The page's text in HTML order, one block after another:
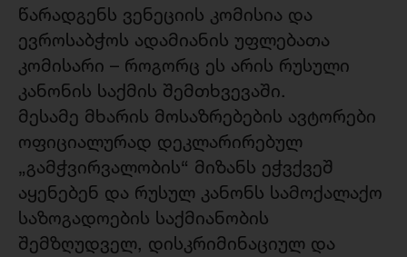
წარადგენს ვენეციის კომისია და
ევროსაბჭოს ადამიანის უფლებათა
კომისარი – როგორც ეს არის რუსული
კანონის საქმის შემთხვევაში.
მესამე მხარის მოსაზრებების ავტორები
ოფიციალურად დეკლარირებულ
„გამჭვირვალობის“ მიზანს ეჭვქვეშ
აყენებენ და რუსულ კანონს სამოქალაქო
საზოგადოების საქმიანობის
შემზღუდველ, დისკრიმინაციულ და